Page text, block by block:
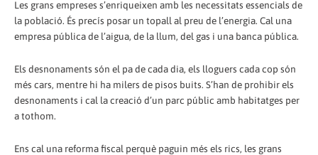
Les grans empreses s’enriqueixen amb les necessitats essencials de
la població. És precís posar un topall al preu de l’energia. Cal una
empresa pública de l’aigua, de la llum, del gas i una banca pública.
Els desnonaments són el pa de cada dia, els lloguers cada cop són
més cars, mentre hi ha milers de pisos buits. S’han de prohibir els
desnonaments i cal la creació d’un parc públic amb habitatges per
a tothom.
Ens cal una reforma fiscal perquè paguin més els rics, les grans